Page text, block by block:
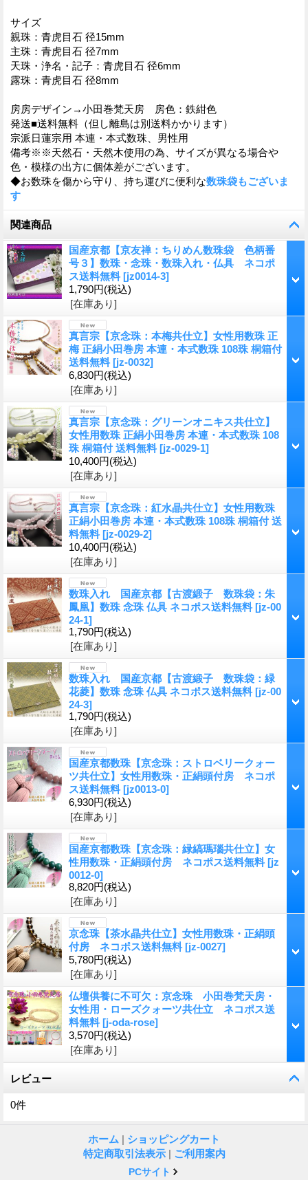
サイズ
親珠：青虎目石 径15mm
主珠：青虎目石 径7mm
天珠・浄名・記子：青虎目石 径6mm
露珠：青虎目石 径8mm
房房デザイン→小田巻梵天房 房色：鉄紺色
発送■送料無料（但し離島は別送料かかります）
宗派日蓮宗用 本連・本式数珠、男性用
備考※※天然石・天然木使用の為、サイズが異なる場合や
色・模様の出方に個体差がございます。
◆お数珠を傷から守り、持ち運びに便利な数珠袋もございま
す
関連商品
国産京都【京友禅：ちりめん数珠袋 色柄番
号３】数珠・念珠・数珠入れ・仏具 ネコポ
ス送料無料 [jz0014-3]
1,790円(税込)
[在庫あり]
真言宗【京念珠：本梅共仕立】女性用数珠 正
梅 正絹小田巻房 本連・本式数珠 108珠 桐箱付
送料無料 [jz-0032]
6,830円(税込)
[在庫あり]
真言宗【京念珠：グリーンオニキス共仕立】
女性用数珠 正絹小田巻房 本連・本式数珠 108
珠 桐箱付 送料無料 [jz-0029-1]
10,400円(税込)
[在庫あり]
真言宗【京念珠：紅水晶共仕立】女性用数珠
正絹小田巻房 本連・本式数珠 108珠 桐箱付 送
料無料 [jz-0029-2]
10,400円(税込)
[在庫あり]
数珠入れ 国産京都【古渡緞子 数珠袋：朱
鳳凰】数珠 念珠 仏具 ネコポス送料無料 [jz-00
24-1]
1,790円(税込)
[在庫あり]
数珠入れ 国産京都【古渡緞子 数珠袋：緑
花菱】数珠 念珠 仏具 ネコポス送料無料 [jz-00
24-3]
1,790円(税込)
[在庫あり]
国産京都数珠【京念珠：ストロベリークォー
ツ共仕立】女性用数珠・正絹頭付房 ネコポ
ス送料無料 [jz0013-0]
6,930円(税込)
[在庫あり]
国産京都数珠【京念珠：緑縞瑪瑙共仕立】女
性用数珠・正絹頭付房 ネコポス送料無料 [jz
0012-0]
8,820円(税込)
[在庫あり]
京念珠【茶水晶共仕立】女性用数珠・正絹頭
付房 ネコポス送料無料 [jz-0027]
5,780円(税込)
[在庫あり]
仏壇供養に不可欠：京念珠 小田巻梵天房・
女性用・ローズクォーツ共仕立 ネコポス送
料無料 [j-oda-rose]
3,570円(税込)
[在庫あり]
レビュー
0件
ホーム | ショッピングカート
特定商取引法表示 | ご利用案内
PCサイト